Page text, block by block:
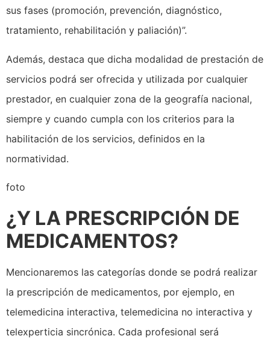
sus fases (promoción, prevención, diagnóstico,
tratamiento, rehabilitación y paliación)”.
Además, destaca que dicha modalidad de prestación de
servicios podrá ser ofrecida y utilizada por cualquier
prestador, en cualquier zona de la geografía nacional,
siempre y cuando cumpla con los criterios para la
habilitación de los servicios, definidos en la
normatividad.
foto
¿Y LA PRESCRIPCIÓN DE
MEDICAMENTOS?
Mencionaremos las categorías donde se podrá realizar
la prescripción de medicamentos, por ejemplo, en
telemedicina interactiva, telemedicina no interactiva y
telexperticia sincrónica. Cada profesional será